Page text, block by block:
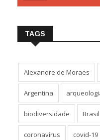
TAGS
Alexandre de Moraes
Argentina
biodiversidade Brasil
coronavírus covid-19